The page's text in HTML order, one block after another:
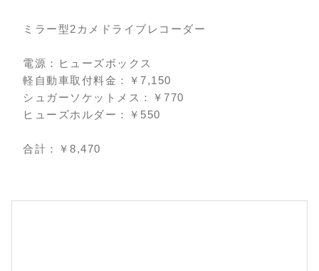
ミラー型2カメドライブレコーダー
電源：ヒューズボックス
軽自動車取付料金：￥7,150
シュガーソケットメス：￥770
ヒューズホルダー：￥550
合計：￥8,470